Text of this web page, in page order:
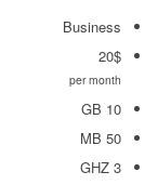
Business
20$
per month
10 GB
50 MB
3 GHZ